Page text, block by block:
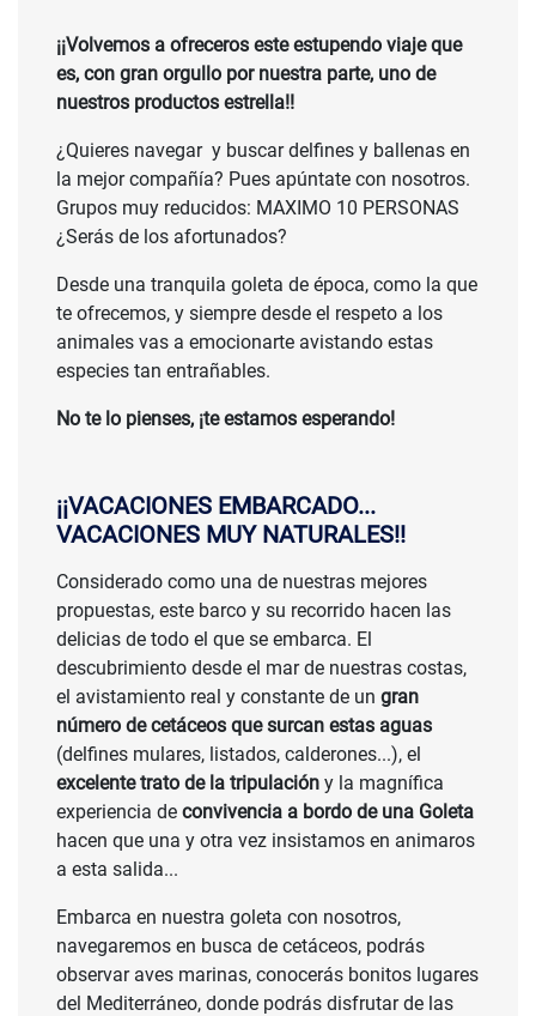
¡¡Volvemos a ofreceros este estupendo viaje que
es, con gran orgullo por nuestra parte, uno de
nuestros productos estrella!!
¿Quieres navegar y buscar delfines y ballenas en
la mejor compañía? Pues apúntate con nosotros.
Grupos muy reducidos: MAXIMO 10 PERSONAS
¿Serás de los afortunados?
Desde una tranquila goleta de época, como la que
te ofrecemos, y siempre desde el respeto a los
animales vas a emocionarte avistando estas
especies tan entrañables.
No te lo pienses, ¡te estamos esperando!
¡¡VACACIONES EMBARCADO...
VACACIONES MUY NATURALES!!
Considerado como una de nuestras mejores
propuestas, este barco y su recorrido hacen las
delicias de todo el que se embarca. El
descubrimiento desde el mar de nuestras costas,
el avistamiento real y constante de un gran
número de cetáceos que surcan estas aguas
(delfines mulares, listados, calderones...), el
excelente trato de la tripulación y la magnífica
experiencia de convivencia a bordo de una Goleta
hacen que una y otra vez insistamos en animaros
a esta salida...
Embarca en nuestra goleta con nosotros,
navegaremos en busca de cetáceos, podrás
observar aves marinas, conocerás bonitos lugares
del Mediterráneo, donde podrás disfrutar de las